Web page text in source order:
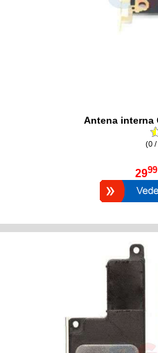
Antena interna
(0 /
2999